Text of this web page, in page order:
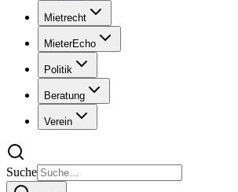
Mietrecht
MieterEcho
Politik
Beratung
Verein
Suche